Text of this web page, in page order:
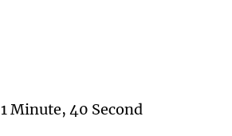
1 Minute, 40 Second